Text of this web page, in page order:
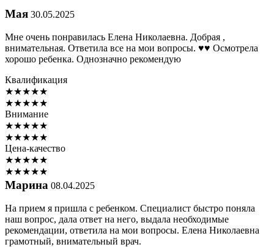
Мая 30.05.2025
Мне очень понравилась Елена Николаевна. Добрая ,
внимательная. Ответила все на мои вопросы. ♥️♥️ Осмотрела
хорошо ребенка. Однозначно рекомендую
Квалификация
★★★★★
★★★★★
Внимание
★★★★★
★★★★★
Цена-качество
★★★★★
★★★★★
Марина 08.04.2025
На прием я пришла с ребенком. Специалист быстро поняла
наш вопрос, дала ответ на него, выдала необходимые
рекомендации, ответила на мои вопросы. Елена Николаевна
грамотный, внимательный врач.